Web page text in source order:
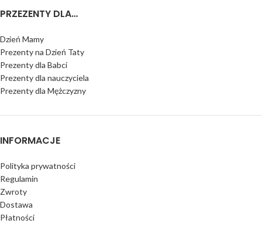
PRZEZENTY DLA…
Dzień Mamy
Prezenty na Dzień Taty
Prezenty dla Babci
Prezenty dla nauczyciela
Prezenty dla Mężczyzny
INFORMACJE
Polityka prywatności
Regulamin
Zwroty
Dostawa
Płatności